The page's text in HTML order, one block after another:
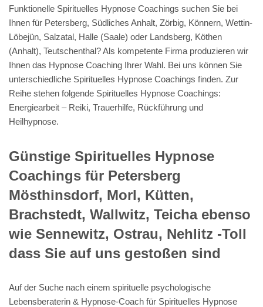
Funktionelle Spirituelles Hypnose Coachings suchen Sie bei
Ihnen für Petersberg, Südliches Anhalt, Zörbig, Könnern, Wettin-
Löbejün, Salzatal, Halle (Saale) oder Landsberg, Köthen
(Anhalt), Teutschenthal? Als kompetente Firma produzieren wir
Ihnen das Hypnose Coaching Ihrer Wahl. Bei uns können Sie
unterschiedliche Spirituelles Hypnose Coachings finden. Zur
Reihe stehen folgende Spirituelles Hypnose Coachings:
Energiearbeit – Reiki, Trauerhilfe, Rückführung und
Heilhypnose.
Günstige Spirituelles Hypnose
Coachings für Petersberg
Mösthinsdorf, Morl, Kütten,
Brachstedt, Wallwitz, Teicha ebenso
wie Sennewitz, Ostrau, Nehlitz -Toll
dass Sie auf uns gestoßen sind
Auf der Suche nach einem spirituelle psychologische
Lebensberaterin & Hypnose-Coach für Spirituelles Hypnose